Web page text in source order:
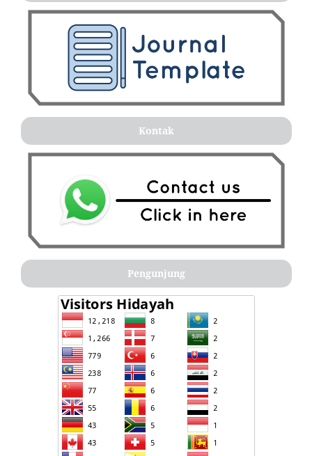
Kontak
Pengunjung